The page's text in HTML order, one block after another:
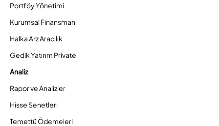
Portföy Yönetimi
Kurumsal Finansman
Halka Arz Aracılık
Gedik Yatırım Private
Analiz
Rapor ve Analizler
Hisse Senetleri
Temettü Ödemeleri